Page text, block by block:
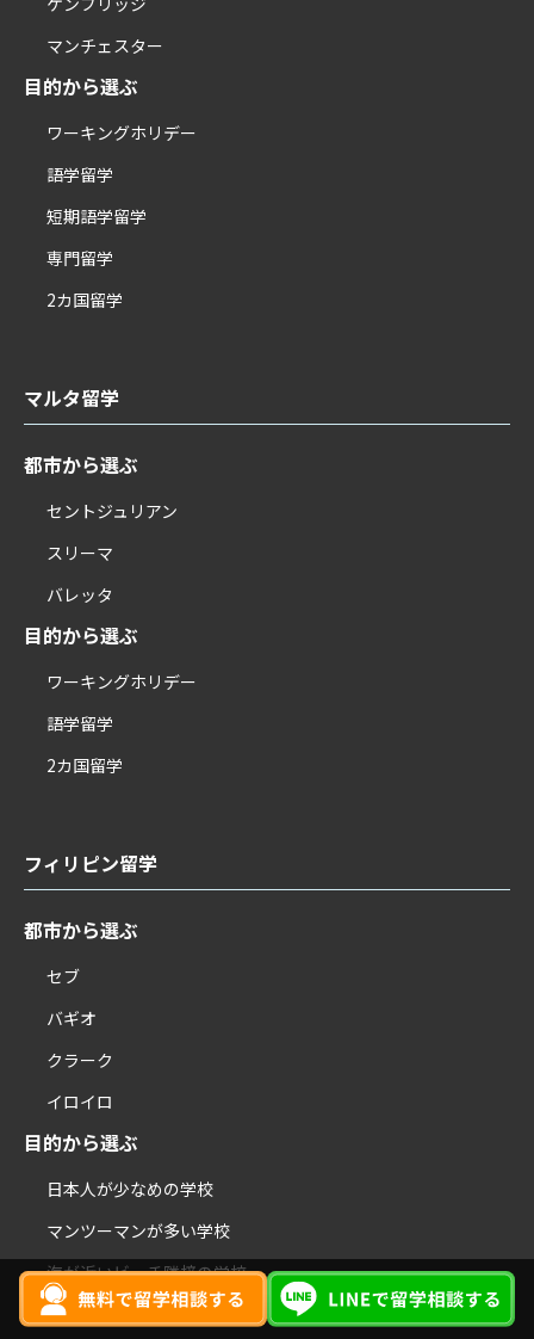
マンチェスター
目的から選ぶ
ワーキングホリデー
語学留学
短期語学留学
専門留学
2カ国留学
マルタ留学
都市から選ぶ
セントジュリアン
スリーマ
バレッタ
目的から選ぶ
ワーキングホリデー
語学留学
2カ国留学
フィリピン留学
都市から選ぶ
セブ
バギオ
クラーク
イロイロ
目的から選ぶ
日本人が少なめの学校
マンツーマンが多い学校
海が近いビーチ隣接の学校
施設が充実した綺麗な学校